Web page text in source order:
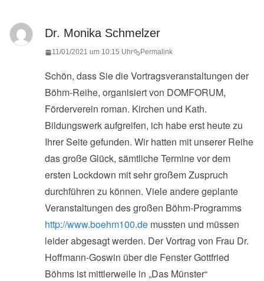
Dr. Monika Schmelzer
11/01/2021 um 10:15 Uhr Permalink
Schön, dass Sie die Vortragsveranstaltungen der
Böhm-Reihe, organisiert von DOMFORUM,
Förderverein roman. Kirchen und Kath.
Bildungswerk aufgreifen, ich habe erst heute zu
Ihrer Seite gefunden. Wir hatten mit unserer Reihe
das große Glück, sämtliche Termine vor dem
ersten Lockdown mit sehr großem Zuspruch
durchführen zu können. Viele andere geplante
Veranstaltungen des großen Böhm-Programms
http://www.boehm100.de mussten und müssen
leider abgesagt werden. Der Vortrag von Frau Dr.
Hoffmann-Goswin über die Fenster Gottfried
Böhms ist mittlerweile in „Das Münster“